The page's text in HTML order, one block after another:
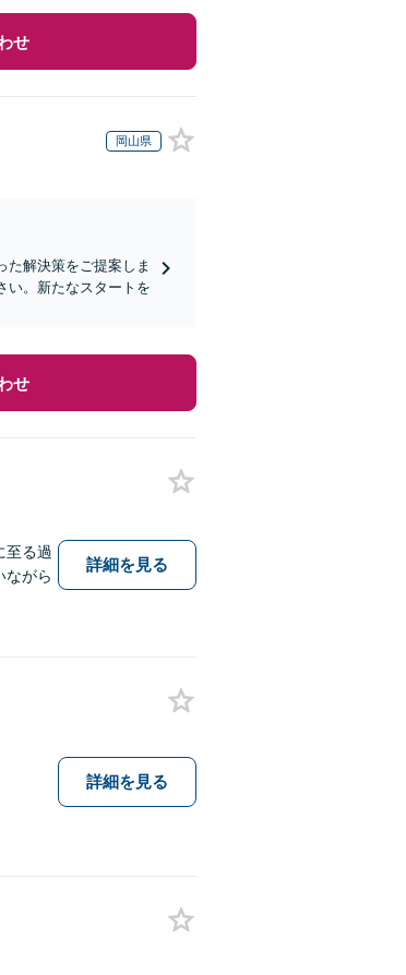
せ
岡山県
た解決策をご提案しま
い。新たなスタートを
せ
至る過
ながら
詳細を見る
詳細を見る